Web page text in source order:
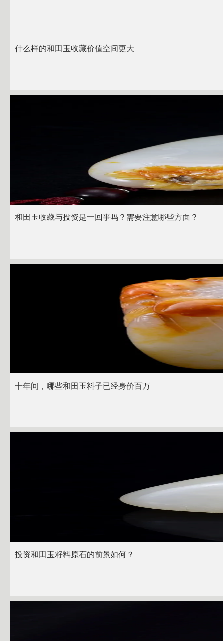
什么样的和田玉收藏价值空间更大
和田玉收藏与投资是一回事吗？需要注意哪些方面？
十年间，哪些和田玉料子已经身价百万
投资和田玉籽料原石的前景如何？